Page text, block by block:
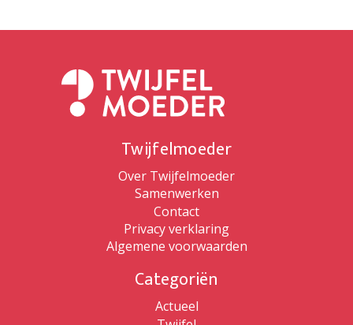
Twijfelmoeder
Over Twijfelmoeder
Samenwerken
Contact
Privacy verklaring
Algemene voorwaarden
Categoriën
Actueel